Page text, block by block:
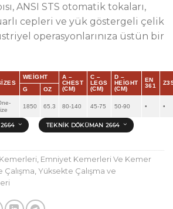
ANSI STS otomatik tokaları,
cepleri ve yük göstergeli çelik
operasyonlarınıza üstün bir
WEIGHT
A –
CHEST
(CM)
C –
LEGS
(CM)
D –
HEIGHT
(CM)
EN
361
G
OZ
1850 65.3 80-140 45-75 50-90 • •
TEKNIK DÖKÜMAN 2664
, Emniyet Kemerleri Ve Kemer
Çalışma, Yüksekte Çalışma ve